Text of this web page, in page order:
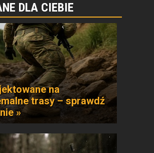
DLA CIEBIE
na
trasy – sprawdź
»